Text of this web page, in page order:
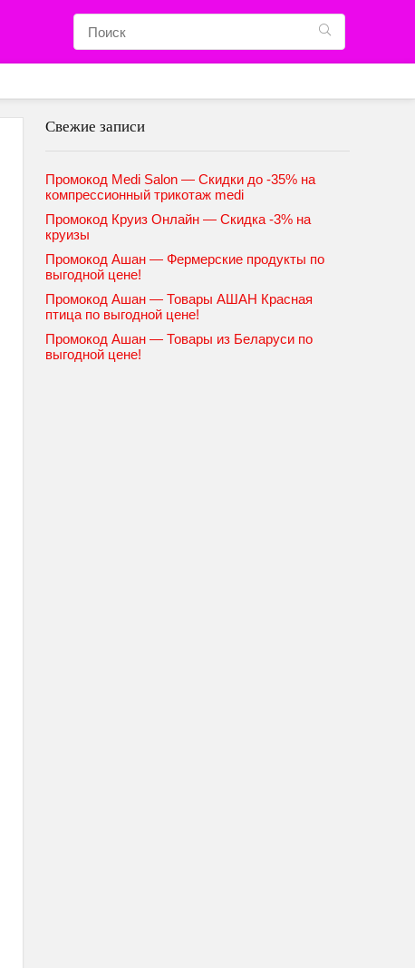
Свежие записи
Промокод Medi Salon — Скидки до -35% на
компрессионный трикотаж medi
Промокод Круиз Онлайн — Скидка -3% на
круизы
Промокод Ашан — Фермерские продукты по
выгодной цене!
Промокод Ашан — Товары АШАН Красная
птица по выгодной цене!
Промокод Ашан — Товары из Беларуси по
выгодной цене!